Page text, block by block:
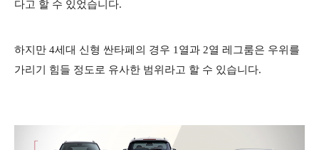
다고 할 수 있었습니다.
하지만 4세대 신형 싼타페의 경우 1열과 2열 레그룸은 우위를
가리기 힘들 정도로 유사한 범위라고 할 수 있습니다.